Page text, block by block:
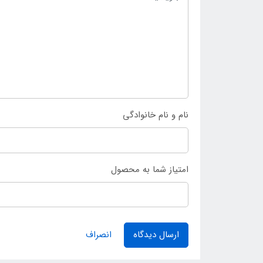
نام و نام خانوادگی
امتیاز شما به محصول
ارسال دیدگاه انصراف